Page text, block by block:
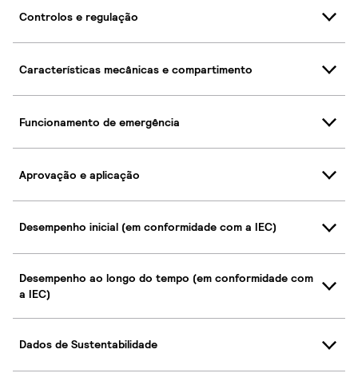
Controlos e regulação
Características mecânicas e compartimento
Funcionamento de emergência
Aprovação e aplicação
Desempenho inicial (em conformidade com a IEC)
Desempenho ao longo do tempo (em conformidade com
a IEC)
Dados de Sustentabilidade